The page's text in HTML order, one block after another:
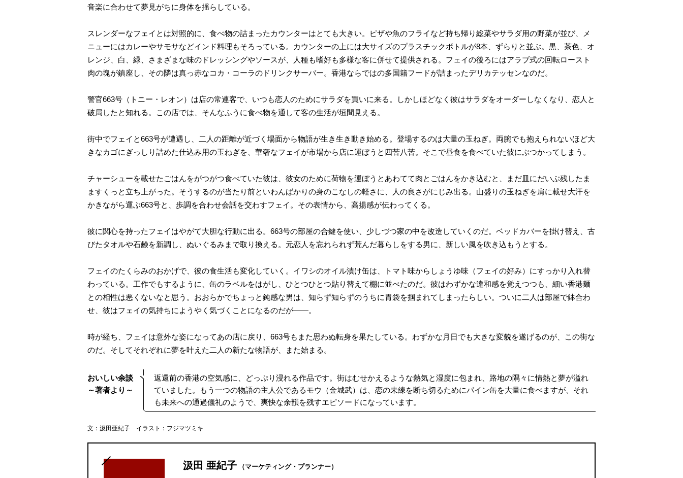
音楽に合わせて夢見がちに身体を揺らしている。
スレンダーなフェイとは対照的に、食べ物の詰まったカウンターはとても大きい。ピザや魚のフライなど持ち帰り総菜やサラダ用の野菜が並び、メ
ニューにはカレーやサモサなどインド料理もそろっている。カウンターの上には大サイズのプラスチックボトルが8本、ずらりと並ぶ。黒、茶色、オ
レンジ、白、緑、さまざまな味のドレッシングやソースが、人種も嗜好も多様な客に併せて提供される。フェイの後ろにはアラブ式の回転ロースト
肉の塊が鎮座し、その隣は真っ赤なコカ・コーラのドリンクサーバー。香港ならではの多国籍フードが詰まったデリカテッセンなのだ。
警官663号（トニー・レオン）は店の常連客で、いつも恋人のためにサラダを買いに来る。しかしほどなく彼はサラダをオーダーしなくなり、恋人と
破局したと知れる。この店では、そんなふうに食べ物を通して客の生活が垣間見える。
街中でフェイと663号が遭遇し、二人の距離が近づく場面から物語が生き生き動き始める。登場するのは大量の玉ねぎ。両腕でも抱えられないほど大
きなカゴにぎっしり詰めた仕込み用の玉ねぎを、華奢なフェイが市場から店に運ぼうと四苦八苦。そこで昼食を食べていた彼にぶつかってしまう。
チャーシューを載せたごはんをがつがつ食べていた彼は、彼女のために荷物を運ぼうとあわてて肉とごはんをかき込むと、まだ皿にだいぶ残したま
ますくっと立ち上がった。そうするのが当たり前といわんばかりの身のこなしの軽さに、人の良さがにじみ出る。山盛りの玉ねぎを肩に載せ大汗を
かきながら運ぶ663号と、歩調を合わせ会話を交わすフェイ。その表情から、高揚感が伝わってくる。
彼に関心を持ったフェイはやがて大胆な行動に出る。663号の部屋の合鍵を使い、少しづつ家の中を改造していくのだ。ベッドカバーを掛け替え、古
びたタオルや石鹸を新調し、ぬいぐるみまで取り換える。元恋人を忘れられず荒んだ暮らしをする男に、新しい風を吹き込もうとする。
フェイのたくらみのおかげで、彼の食生活も変化していく。イワシのオイル漬け缶は、トマト味からしょうゆ味（フェイの好み）にすっかり入れ替
わっている。工作でもするように、缶のラベルをはがし、ひとつひとつ貼り替えて棚に並べたのだ。彼はわずかな違和感を覚えつつも、細い香港麺
との相性は悪くないなと思う。おおらかでちょっと鈍感な男は、知らず知らずのうちに胃袋を掴まれてしまったらしい。ついに二人は部屋で鉢合わ
せ、彼はフェイの気持ちにようやく気づくことになるのだが――。
時が経ち、フェイは意外な姿になってあの店に戻り、663号もまた思わぬ転身を果たしている。わずかな月日でも大きな変貌を遂げるのが、この街な
のだ。そしてそれぞれに夢を叶えた二人の新たな物語が、また始まる。
おいしい余談
～著者より～
返還前の香港の空気感に、どっぷり浸れる作品です。街はむせかえるような熱気と湿度に包まれ、路地の隅々に情熱と夢が溢れ
ていました。もう一つの物語の主人公であるモウ（金城武）は、恋の未練を断ち切るためにパイン缶を大量に食べますが、それ
も未来への通過儀礼のようで、爽快な余韻を残すエピソードになっています。
文：汲田亜紀子 イラスト：フジマツミキ
汲田 亜紀子
（マーケティング・プランナー）